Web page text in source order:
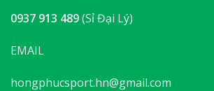
0937 913 489(Sỉ Đại Lý)
EMAIL
hongphucsport.hn@gmail.com